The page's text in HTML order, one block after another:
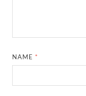
NAME *